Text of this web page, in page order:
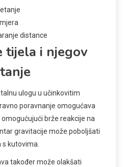
distance
tijela i njegov
ulogu u učinkovitim
poravnanje omogućava
brže reakcije na
gravitacije može poboljšati
kutovima.
također može olakšati